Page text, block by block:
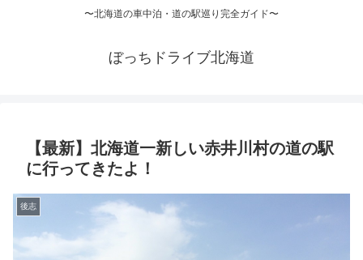
〜北海道の車中泊・道の駅巡り完全ガイド〜
ぼっちドライブ北海道
【最新】北海道一新しい赤井川村の道の駅
に行ってきたよ！
後志